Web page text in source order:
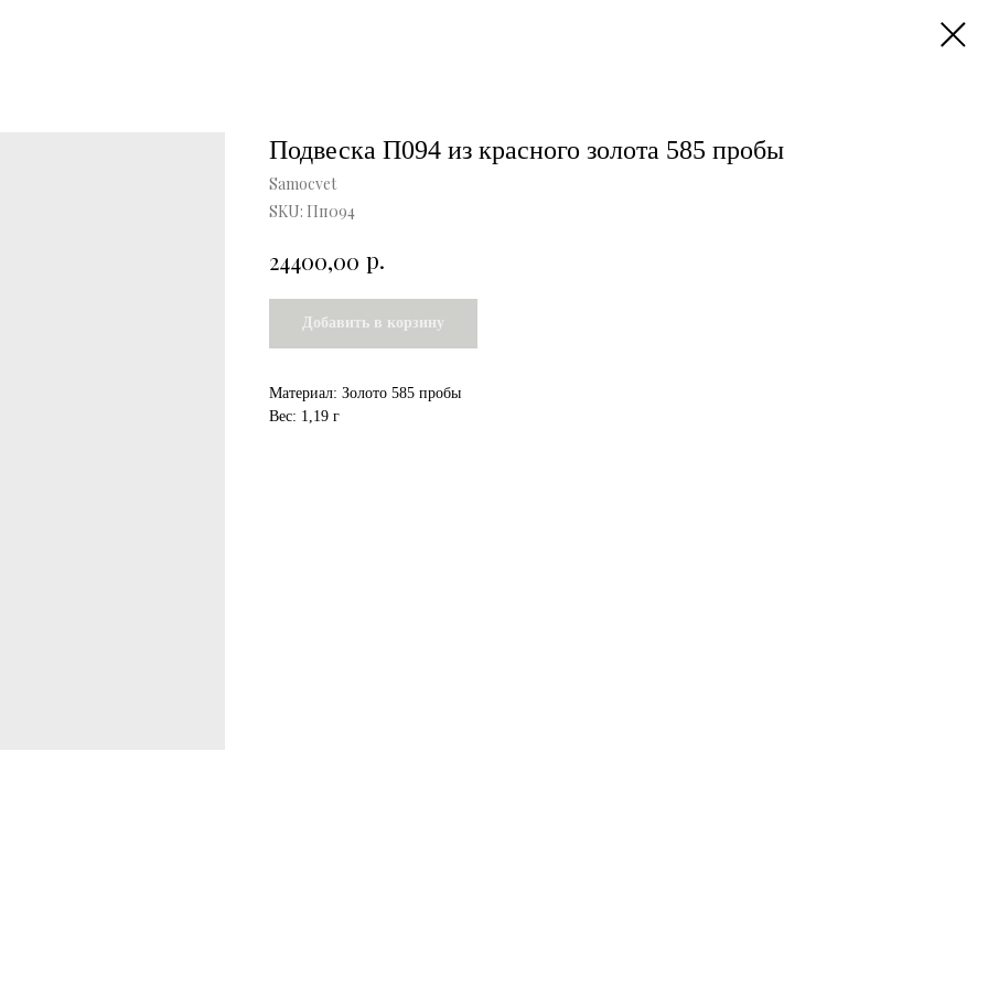
Подвеска П094 из красного золота 585 пробы
Samocvet
SKU: Пп094
24400,00 р.
Добавить в корзину
Материал: Золото 585 пробы
Вес: 1,19 г